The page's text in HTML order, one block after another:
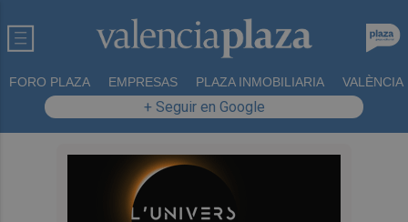
FORO PLAZA EMPRESAS PLAZA INMOBILIARIA VALÈNCIA
+ Seguir en Google